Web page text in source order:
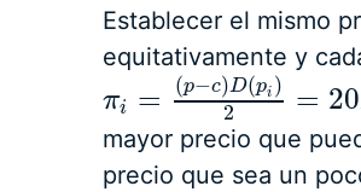
Establecer el mismo
equitativamente y
πi = (p−c)D(pi )
2
= 20
πi=(p −c)D(pi)2= 20D(p
mayor precio que
precio que sea un